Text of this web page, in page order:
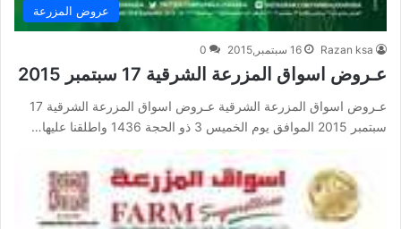
عروض المزرعة
Razan ksa 16 سبتمبر,2015 0
عـروض اسواق المزرعة الشرقية 17 سبتمبر 2015
عـروض اسواق المزرعة الشرقية عـروض اسواق المزرعة الشرقية 17
سبتمبر 2015 الموافق يوم الخميس 3 ذو الحجة 1436 واطلقنا عليها…